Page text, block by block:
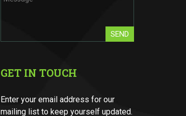
SEND
GET IN TOUCH
Enter your email address for our
mailing list to keep yourself updated.